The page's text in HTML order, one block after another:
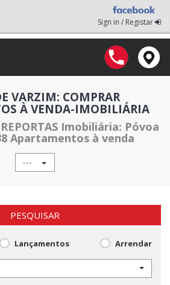
Sign in / Registar
VARZIM: COMPRAR
À VENDA-IMOBILIÁRIA
Imobiliária: Póvoa
Apartamentos à venda
---
PESQUISAR
Lançamentos Arrendar